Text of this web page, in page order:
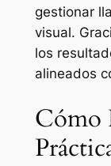
gestionar
visual.
los
alineados
Cómo